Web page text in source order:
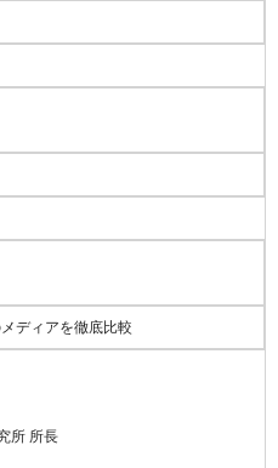
ディアを徹底比較
所 所長